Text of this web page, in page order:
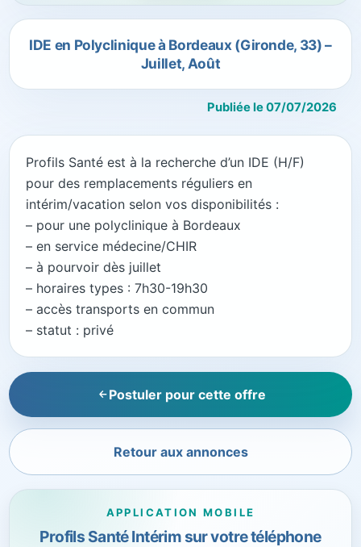
IDE en Polyclinique à Bordeaux (Gironde, 33) –
Juillet, Août
Publiée le 07/07/2026
Profils Santé est à la recherche d’un IDE (H/F)
pour des remplacements réguliers en
intérim/vacation selon vos disponibilités :
– pour une polyclinique à Bordeaux
– en service médecine/CHIR
– à pourvoir dès juillet
– horaires types : 7h30-19h30
– accès transports en commun
– statut : privé
Postuler pour cette offre
Retour aux annonces
APPLICATION MOBILE
Profils Santé Intérim sur votre téléphone